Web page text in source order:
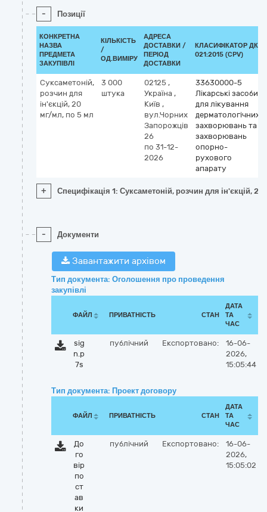
- Позиції
КОНКРЕТНА
НАЗВА
ПРЕДМЕТА
ЗАКУПІВЛІ
КІЛЬКІСТЬ
/
ОД.ВИМІРУ
АДРЕСА
ДОСТАВКИ /
ПЕРІОД
ДОСТАВКИ
КЛАСИФІКАТОР ДК
021:2015 (CPV)
Суксаметоній,
розчин для
ін'єкцій, 20
мг/мл, по 5 мл
3 000
штука
02125 ,
Україна ,
Київ ,
вул.Чорних
Запорожців
26
по 31-12-
2026
33630000-5
Лікарські засоби
для лікування
дерматологічних
захворювань та
захворювань
опорно-
рухового
апарату
+ Специфікація 1: Суксаметоній, розчин для ін'єкцій,
- Документи
Завантажити архівом
Тип документа: Оголошення про проведення
закупівлі
ФАЙЛ ПРИВАТНІСТЬ СТАН
ДАТА
ТА
ЧАС
sig
n.p
7s
публічний Експортовано:
16-06-
2026,
15:05:44
Тип документа: Проект договору
ФАЙЛ ПРИВАТНІСТЬ СТАН
ДАТА
ТА
ЧАС
До
го
вір
по
ст
ав
ки
публічний Експортовано:
16-06-
2026,
15:05:02